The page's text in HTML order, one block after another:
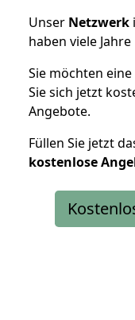
Unser Netzwerk
haben viele
Sie möchten eine
Sie sich jetzt
Angebote.
Füllen Sie jetzt
kostenlose